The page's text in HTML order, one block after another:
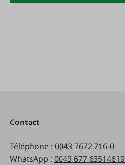
Contact
Téléphone : 0043 7672 716-0
WhatsApp : 0043 677 63514619